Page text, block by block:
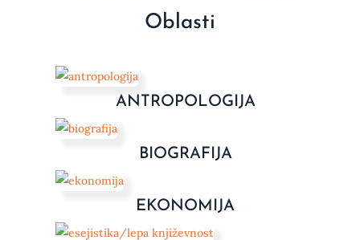
Oblasti
ANTROPOLOGIJA
BIOGRAFIJA
EKONOMIJA